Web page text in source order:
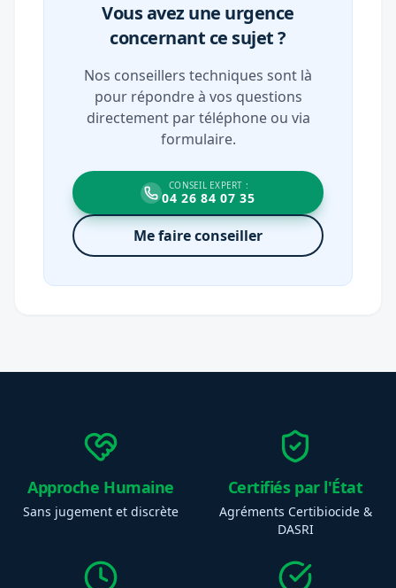
Vous avez une urgence
concernant ce sujet ?
Nos conseillers techniques sont là
pour répondre à vos questions
directement par téléphone ou via
formulaire.
CONSEIL EXPERT :
04 26 84 07 35
Me faire conseiller
Approche Humaine
Sans jugement et discrète
Certifiés par l'État
Agréments Certibiocide &
DASRI